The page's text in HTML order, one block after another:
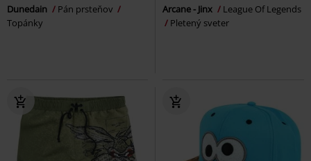
Dunedain
Pán prsteňov
Topánky
Arcane - Jinx
League Of Legends
Pletený sveter